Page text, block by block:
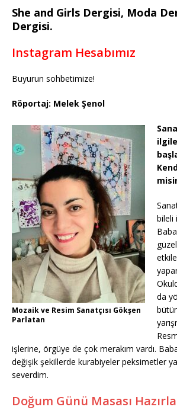
She and Girls Dergisi, Moda
Dergisi.
Instagram Hesabımız
Buyurun sohbetimize!
Röportaj: Melek Şenol
Mozaik ve Resim Sanatçısı Gökşen
Parlatan
bileli
da
işlerine, örgüye de çok merakım vardı.
değişik şekillerde kurabiyeler peksimetler
severdim.
Doğum Günü Masası